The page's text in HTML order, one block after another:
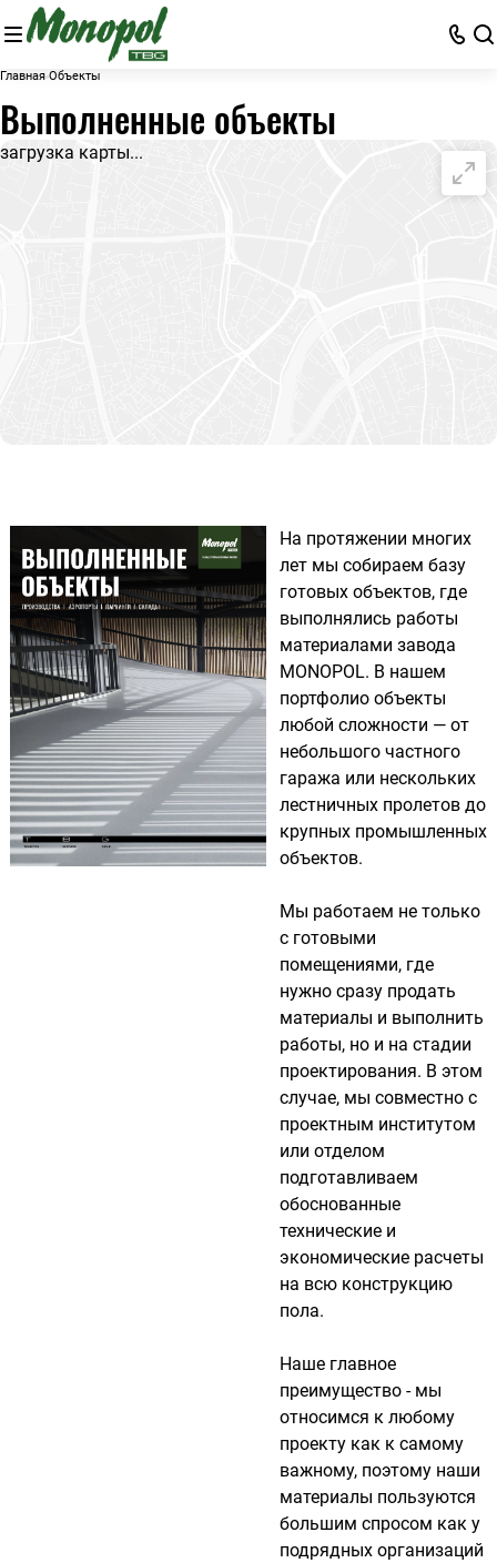
Главная Объекты
Выполненные объекты
загрузка карты...
На протяжении многих
лет мы собираем базу
готовых объектов, где
выполнялись работы
материалами завода
MONOPOL. В нашем
портфолио объекты
любой сложности — от
небольшого частного
гаража или нескольких
лестничных пролетов до
крупных промышленных
объектов.
Мы работаем не только
с готовыми
помещениями, где
нужно сразу продать
материалы и выполнить
работы, но и на стадии
проектирования. В этом
случае, мы совместно с
проектным институтом
или отделом
подготавливаем
обоснованные
технические и
экономические расчеты
на всю конструкцию
пола.
Наше главное
преимущество - мы
относимся к любому
проекту как к самому
важному, поэтому наши
материалы пользуются
большим спросом как у
подрядных организаций